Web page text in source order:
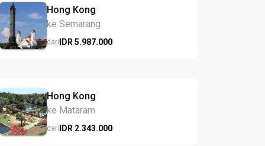
Hong Kong
ke Semarang
dariIDR5.987.000
Hong Kong
ke Mataram
dariIDR 2.343.000